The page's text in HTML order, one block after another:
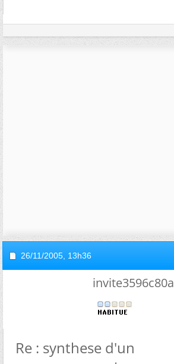
26/11/2005, 13h36
invite3596c80a
Re : synthese d'un